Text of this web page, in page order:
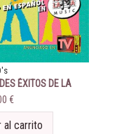
ÉXITOS DE LA
60 Y 70. VOL. 2
€
al carrito